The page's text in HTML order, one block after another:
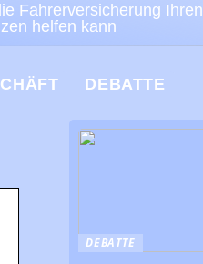
Fahrerversicherung Ihren
helfen kann
DEBATTE
DEBATTE